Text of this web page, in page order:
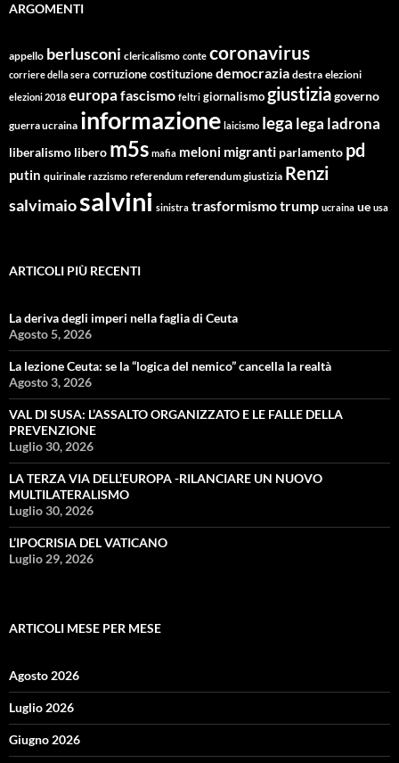
ARGOMENTI
appello berlusconi clericalismo conte coronavirus
corriere della sera corruzionecostituzionedemocrazia destra elezioni
elezioni 2018 europa fascismo feltri giornalismogiustiziagoverno
guerra ucraina informazione laicismo lega lega ladrona
liberalismo libero m5s mafia meloni migranti parlamento pd
putin quirinale razzismo referendum referendum giustizia Renzi
salvimaiosalvini sinistra trasformismotrump ucraina ue usa
ARTICOLI PIÙ RECENTI
La deriva degli imperi nella faglia di Ceuta
Agosto 5, 2026
La lezione Ceuta: se la “logica del nemico” cancella la realtà
Agosto 3, 2026
VAL DI SUSA: L’ASSALTO ORGANIZZATO E LE FALLE DELLA
PREVENZIONE
Luglio 30, 2026
LA TERZA VIA DELL’EUROPA -RILANCIARE UN NUOVO
MULTILATERALISMO
Luglio 30, 2026
L’IPOCRISIA DEL VATICANO
Luglio 29, 2026
ARTICOLI MESE PER MESE
Agosto 2026
Luglio 2026
Giugno 2026